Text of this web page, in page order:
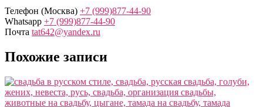
Телефон (Москва) +7 (999)877-44-90
Whatsapp +7 (999)877-44-90
Почта tat642@yandex.ru
Похожие записи